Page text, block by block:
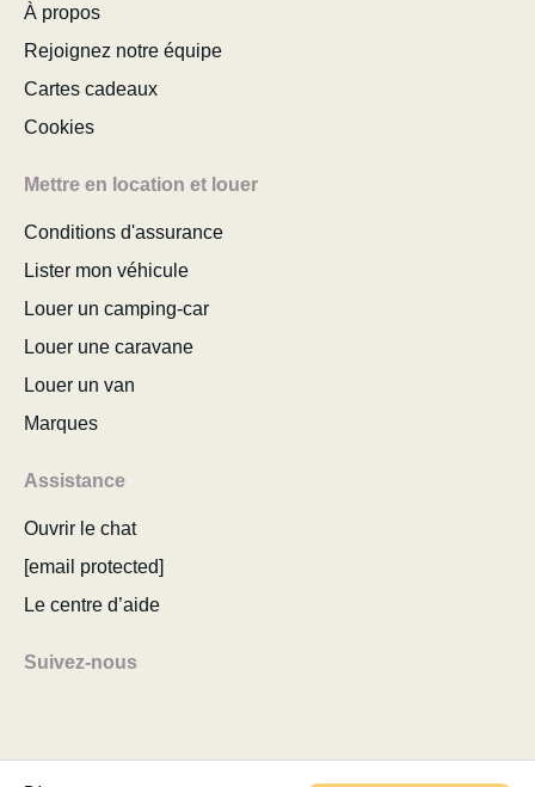
À propos
Rejoignez notre équipe
Cartes cadeaux
Cookies
Mettre en location et louer
Conditions d'assurance
Lister mon véhicule
Louer un camping-car
Louer une caravane
Louer un van
Marques
Assistance
Ouvrir le chat
[email protected]
Le centre d’aide
Suivez-nous